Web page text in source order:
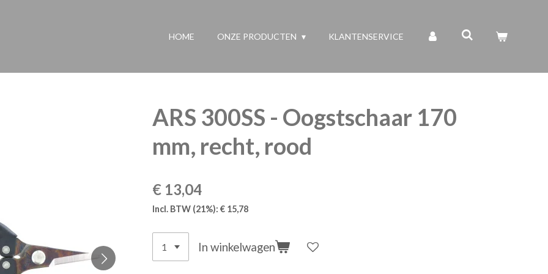
HOME ONZE PRODUCTEN KLANTENSERVICE
ARS 300SS - Oogstschaar 170
mm, recht, rood
€ 13,04
Incl. BTW (21%): € 15,78
In winkelwagen